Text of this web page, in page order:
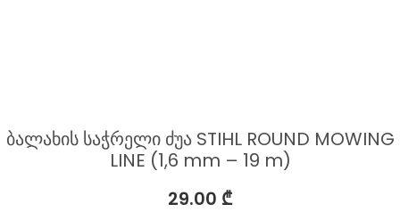
ბალახის საჭრელი ძუა STIHL ROUND MOWING
LINE (1,6 mm – 19 m)
29.00 ₾